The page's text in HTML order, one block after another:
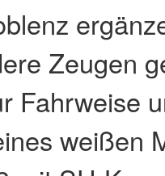
Zeugen
Fahrweise
weißen